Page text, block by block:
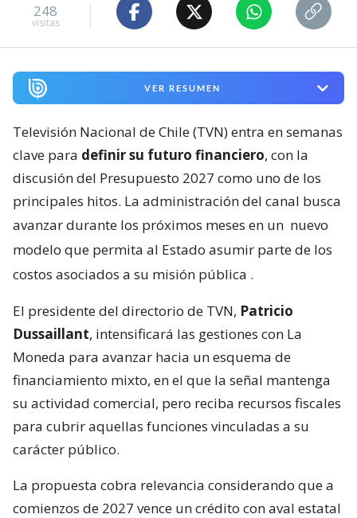
248
visitas
VER RESUMEN
Televisión Nacional de Chile (TVN) entra en semanas
clave para definir su futuro financiero, con la
discusión del Presupuesto 2027 como uno de los
principales hitos. La administración del canal busca
avanzar durante los próximos meses en un nuevo
modelo que permita al Estado asumir parte de los
costos asociados a su misión pública .
El presidente del directorio de TVN, Patricio
Dussaillant, intensificará las gestiones con La
Moneda para avanzar hacia un esquema de
financiamiento mixto, en el que la señal mantenga
su actividad comercial, pero reciba recursos fiscales
para cubrir aquellas funciones vinculadas a su
carácter público.
La propuesta cobra relevancia considerando que a
comienzos de 2027 vence un crédito con aval estatal